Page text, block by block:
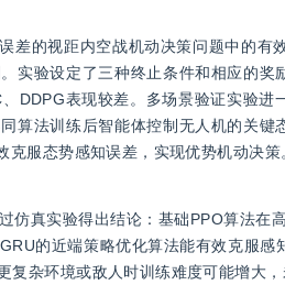
差的视距内空战机动决策问题中的
实验设定了三种终止条件和相应的
DDPG表现较差。多场景验证实验
算法训练后智能体控制无人机的关
服态势感知误差，实现优势机动决策
仿真实验得出结论：基础PPO算法
的近端策略优化算法能有效克服
杂环境或敌人时训练难度可能增大，